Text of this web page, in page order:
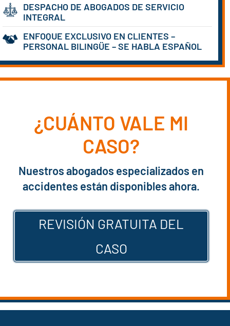
DESPACHO DE ABOGADOS DE SERVICIO
INTEGRAL
ENFOQUE EXCLUSIVO EN CLIENTES –
PERSONAL BILINGÜE – SE HABLA ESPAÑOL
¿CUÁNTO VALE MI
CASO?
Nuestros abogados especializados en
accidentes están disponibles ahora.
REVISIÓN GRATUITA DEL
CASO